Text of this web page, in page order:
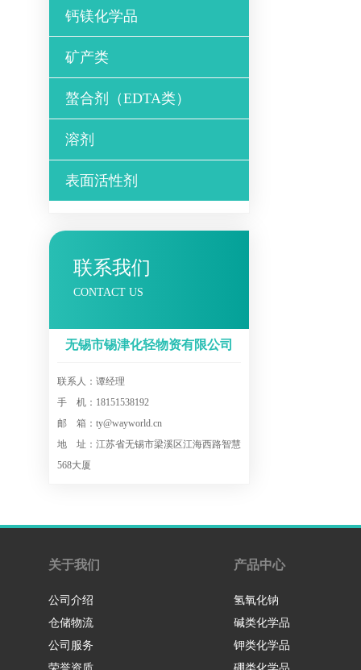
钙镁化学品
矿产类
螯合剂（EDTA类）
溶剂
表面活性剂
联系我们
CONTACT US
无锡市锡津化轻物资有限公司
联系人：谭经理
手 机：18151538192
邮 箱：ty@wayworld.cn
地 址：江苏省无锡市梁溪区江海西路智慧
568大厦
关于我们
公司介绍
仓储物流
公司服务
产品中心
氢氧化钠
碱类化学品
钾类化学品